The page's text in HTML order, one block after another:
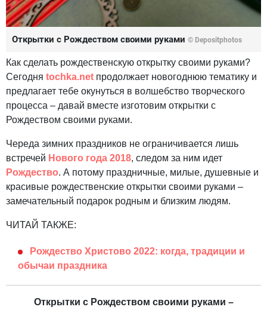
Открытки с Рождеством своими руками © Depositphotos
Как сделать рождественскую открытку своими руками?
Сегодня tochka.net продолжает новогоднюю тематику и
предлагает тебе окунуться в волшебство творческого
процесса – давай вместе изготовим открытки с
Рождеством своими руками.
Череда зимних праздников не ограничивается лишь
встречей Нового года 2018, следом за ним идет
Рождество. А потому праздничные, милые, душевные и
красивые рождественские открытки своими руками –
замечательный подарок родным и близким людям.
ЧИТАЙ ТАКЖЕ:
Рождество Христово 2022: когда, традиции и
обычаи праздника
Открытки с Рождеством своими руками –